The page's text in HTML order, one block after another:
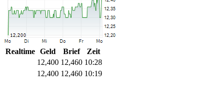
Realtime Geld Brief
Zeit
12,400 12,460 10:28
12,400 12,460 10:19